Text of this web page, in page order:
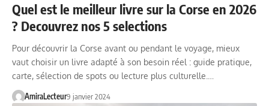
Quel est le meilleur livre sur la Corse en 2026
? Decouvrez nos 5 selections
Pour découvrir la Corse avant ou pendant le voyage, mieux
vaut choisir un livre adapté à son besoin réel : guide pratique,
carte, sélection de spots ou lecture plus culturelle.…
AmiraLecteur9 janvier 2024